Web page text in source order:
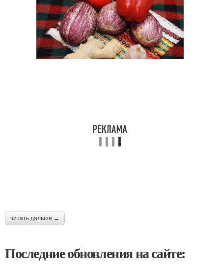
читать дальше →
Последние обновления на сайте: